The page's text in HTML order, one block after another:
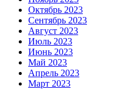
Октябрь 2023
Сентябрь 2023
Август 2023
Июль 2023
Июнь 2023
Май 2023
Апрель 2023
Март 2023